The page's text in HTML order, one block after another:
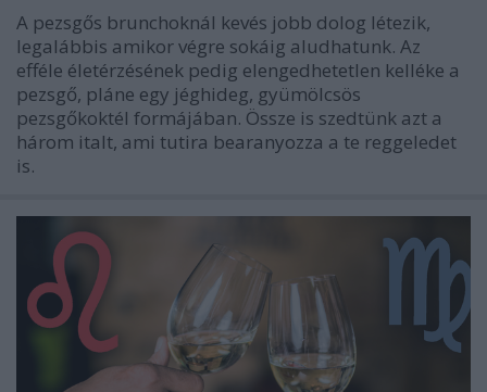
A pezsgős brunchoknál kevés jobb dolog létezik,
legalábbis amikor végre sokáig aludhatunk. Az
efféle életérzésének pedig elengedhetetlen kelléke a
pezsgő, pláne egy jéghideg, gyümölcsös
pezsgőkoktél formájában. Össze is szedtünk azt a
három italt, ami tutira bearanyozza a te reggeledet
is.